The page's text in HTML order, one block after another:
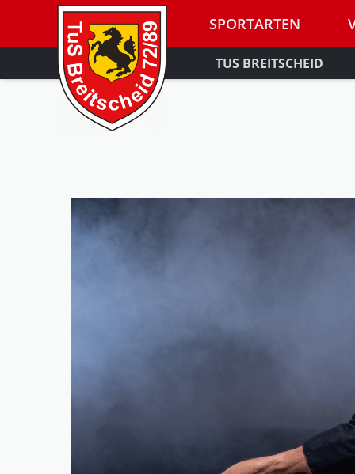
SPORTARTEN
TUS BREITSCHEID